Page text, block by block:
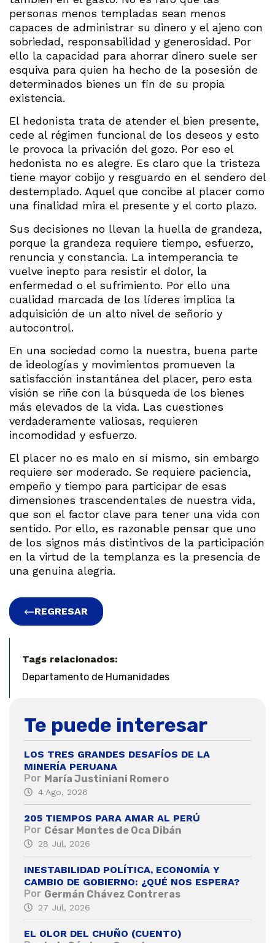
personas menos templadas sean menos
capaces de administrar su dinero y el ajeno con
sobriedad, responsabilidad y generosidad. Por
ello la capacidad para ahorrar dinero suele ser
esquiva para quien ha hecho de la posesión de
determinados bienes un fin de su propia
existencia.
El hedonista trata de atender el bien presente,
cede al régimen funcional de los deseos y esto
le provoca la privación del gozo. Por eso el
hedonista no es alegre. Es claro que la tristeza
tiene mayor cobijo y resguardo en el sendero del
destemplado. Aquel que concibe al placer como
una finalidad mira el presente y el corto plazo.
Sus decisiones no llevan la huella de grandeza,
porque la grandeza requiere tiempo, esfuerzo,
renuncia y constancia. La intemperancia te
vuelve inepto para resistir el dolor, la
enfermedad o el sufrimiento. Por ello una
cualidad marcada de los líderes implica la
adquisición de un alto nivel de señorío y
autocontrol.
En una sociedad como la nuestra, buena parte
de ideologías y movimientos promueven la
satisfacción instantánea del placer, pero esta
visión se riñe con la búsqueda de los bienes
más elevados de la vida. Las cuestiones
verdaderamente valiosas, requieren
incomodidad y esfuerzo.
El placer no es malo en sí mismo, sin embargo
requiere ser moderado. Se requiere paciencia,
empeño y tiempo para participar de esas
dimensiones trascendentales de nuestra vida,
que son el factor clave para tener una vida con
sentido. Por ello, es razonable pensar que uno
de los signos más distintivos de la participación
en la virtud de la templanza es la presencia de
una genuina alegría.
REGRESAR
Tags relacionados:
Departamento de Humanidades
Te puede interesar
LOS TRES GRANDES DESAFÍOS DE LA
MINERÍA PERUANA
Por María Justiniani Romero
4 Ago, 2026
205 TIEMPOS PARA AMAR AL PERÚ
Por César Montes de Oca Dibán
28 Jul, 2026
INESTABILIDAD POLÍTICA, ECONOMÍA Y
CAMBIO DE GOBIERNO: ¿QUÉ NOS ESPERA?
Por Germán Chávez Contreras
27 Jul, 2026
EL OLOR DEL CHUÑO (CUENTO)